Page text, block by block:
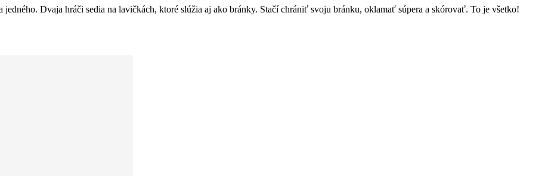
jedného. Dvaja hráči sedia na lavičkách, ktoré slúžia aj ako bránky. Stačí chrániť svoju bránku, oklamať súpera a skórovať. To je všetko!